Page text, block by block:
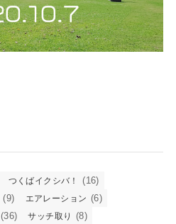
つくばイクシバ！ (16)
(9) エアレーション (6)
(36) サッチ取り (8)